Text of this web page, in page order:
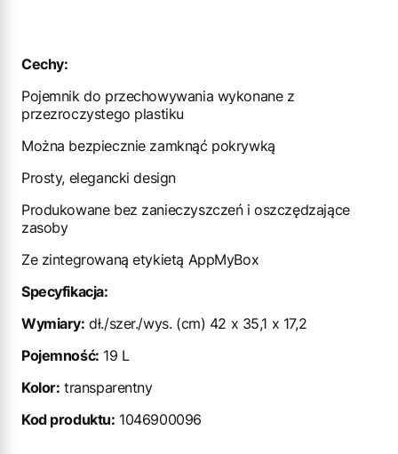
Cechy:
Pojemnik do przechowywania wykonane z
przezroczystego plastiku
Można bezpiecznie zamknąć pokrywką
Prosty, elegancki design
Produkowane bez zanieczyszczeń i oszczędzające
zasoby
Ze zintegrowaną etykietą AppMyBox
Specyfikacja:
Wymiary: dł./szer./wys. (cm) 42 x 35,1 x 17,2
Pojemność: 19 L
Kolor: transparentny
Kod produktu: 1046900096